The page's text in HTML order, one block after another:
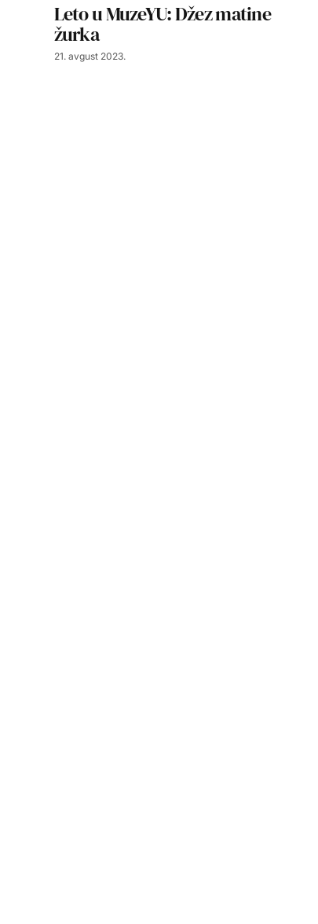
Leto u MuzeYU: Džez matine
žurka
21. avgust 2023.